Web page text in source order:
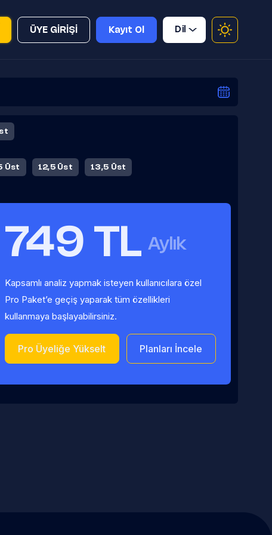
ÜYE GİRİŞİ Kayıt Ol Dil
Üst 12,5 Üst 13,5 Üst
749 TL Aylık
Kapsamlı analiz yapmak isteyen kullanıcılara özel
Pro Paket’e geçiş yaparak tüm özellikleri
kullanmaya başlayabilirsiniz.
Pro Üyeliğe Yükselt Planları İncele